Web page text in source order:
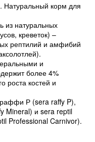
Натуральный корм для
из натуральных
креветок) –
рептилий и амфибий
и
более 4%
роста костей и
Р (sera raffy P),
Mineral) и sera reptil
Professional Carnivor).